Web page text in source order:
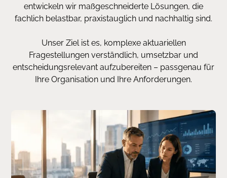
entwickeln wir maßgeschneiderte Lösungen, die
fachlich belastbar, praxistauglich und nachhaltig sind.
Unser Ziel ist es, komplexe aktuariellen
Fragestellungen verständlich, umsetzbar und
entscheidungsrelevant aufzubereiten – passgenau für
Ihre Organisation und Ihre Anforderungen.